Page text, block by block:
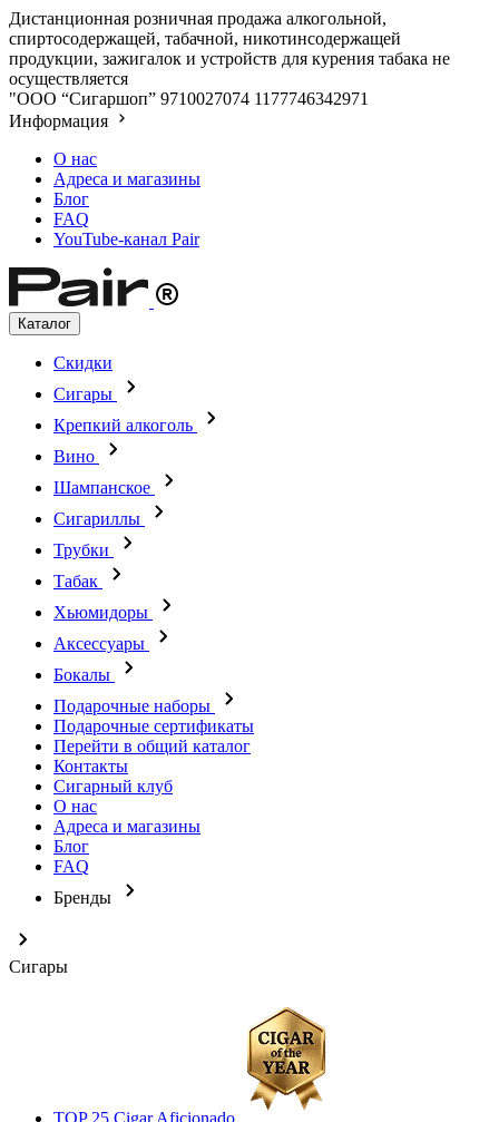
Дистанционная розничная продажа алкогольной,
спиртосодержащей, табачной, никотинсодержащей
продукции, зажигалок и устройств для курения табака не
осуществляется
"ООО “Сигаршоп” 9710027074 1177746342971
Информация
О нас
Адреса и магазины
Блог
FAQ
YouTube-канал Pair
Каталог
Скидки
Сигары
Крепкий алкоголь
Вино
Шампанское
Сигариллы
Трубки
Табак
Хьюмидоры
Аксессуары
Бокалы
Подарочные наборы
Подарочные сертификаты
Перейти в общий каталог
Контакты
Сигарный клуб
О нас
Адреса и магазины
Блог
FAQ
Бренды
Сигары
TOP 25 Cigar Aficionado